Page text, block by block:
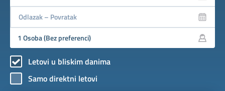
Letovi u bliskim danima
Samo direktni letovi